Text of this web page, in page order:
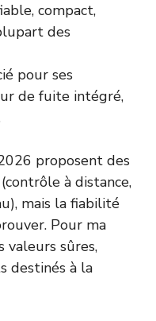
compact,
des
pour ses
de fuite intégré,
proposent des
à distance,
mais la fiabilité
Pour ma
valeurs sûres,
destinés à la